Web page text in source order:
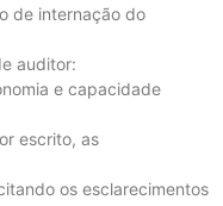
de internação do
auditor:
e capacidade
escrito, as
os esclarecimentos